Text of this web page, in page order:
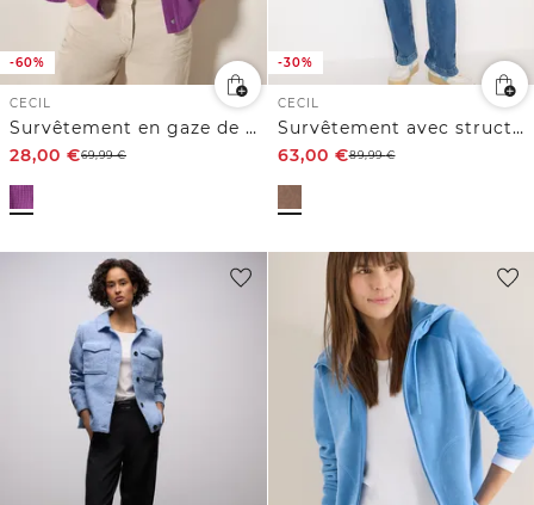
-60%
CECIL
Survêtement en gaze de coton
28,00 €69,99€
-30%
CECIL
Survêtement avec structure
63,00 €89,99€